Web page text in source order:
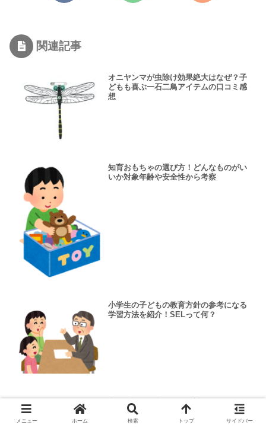
関連記事
オニヤンマが虫除け効果絶大はなぜ？子
どもも喜ぶ一石二鳥アイテムの口コミ感
想
知育おもちゃの選び方！どんなものがい
いか対象年齢や安全性から考察
小学生の子どもの教育方針の参考になる
学習方法を紹介！SELって何？
土佐日記の門出のテスト対策ポイント！
予想問題と要点まとめを紹介
メニュー ホーム 検索 トップ サイドバー